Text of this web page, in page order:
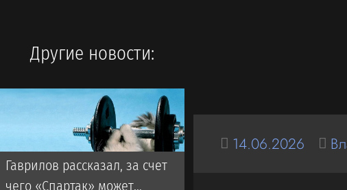
14.06.2026
Другие новости:
Гаврилов рассказал, за счет
чего «Спартак» может